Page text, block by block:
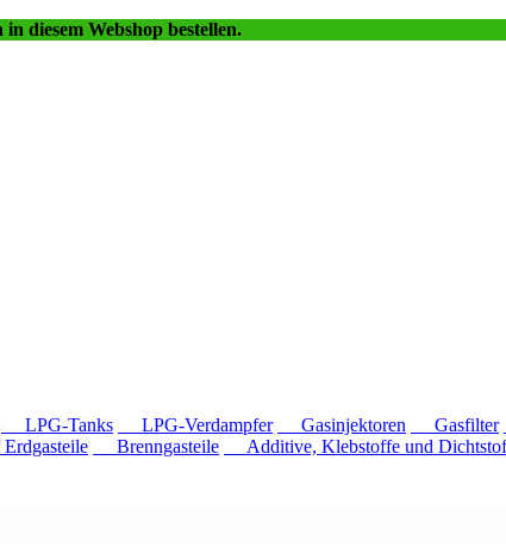
diesem Webshop bestellen.
LPG-Tanks LPG-Verdampfer Gasinjektoren Gasfilter
Brenngasteile Additive, Klebstoffe und